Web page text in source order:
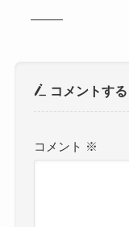
コメントする
コメント ※